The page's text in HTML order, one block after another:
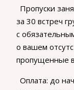
Пропуски
за 30 встреч
с
о вашем
пропущенные
Оплата: до